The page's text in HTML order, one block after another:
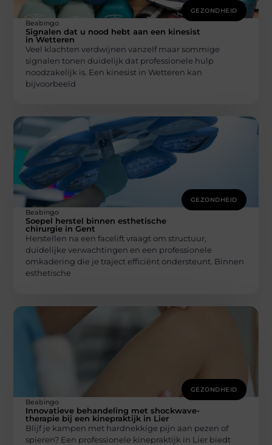
GEZONDHEID
Beabingo
Signalen dat u nood hebt aan een kinesist
in Wetteren
Veel klachten verdwijnen vanzelf maar sommige
signalen tonen duidelijk dat professionele hulp
noodzakelijk is. Een kinesist in Wetteren kan
bijvoorbeeld
GEZONDHEID
Beabingo
Soepel herstel binnen esthetische
chirurgie in Gent
Herstellen na een facelift vraagt om structuur,
duidelijke verwachtingen en een professionele
omkadering die je traject efficiënt ondersteunt. Binnen
esthetische
GEZONDHEID
Beabingo
Innovatieve behandeling met shockwave-
therapie bij een kinepraktijk in Lier
Blijf je kampen met hardnekkige pijn aan pezen of
spieren? Een professionele kinepraktijk in Lier biedt